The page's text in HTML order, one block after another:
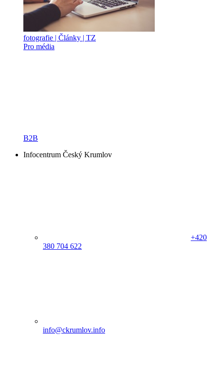
fotografie | Články | TZ
Pro média
B2B
Infocentrum Český Krumlov
+420
380 704 622
info@ckrumlov.info